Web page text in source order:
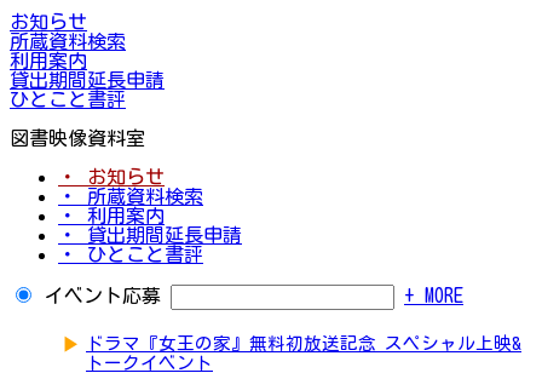
お知らせ
所蔵資料検索
利用案内
貸出期間延長申請
ひとこと書評
図書映像資料室
・ お知らせ
・ 所蔵資料検索
・ 利用案内
・ 貸出期間延長申請
・ ひとこと書評
イベント応募 + MORE
▶
ドラマ『女王の家』無料初放送記念 スペシャル上映&
トークイベント